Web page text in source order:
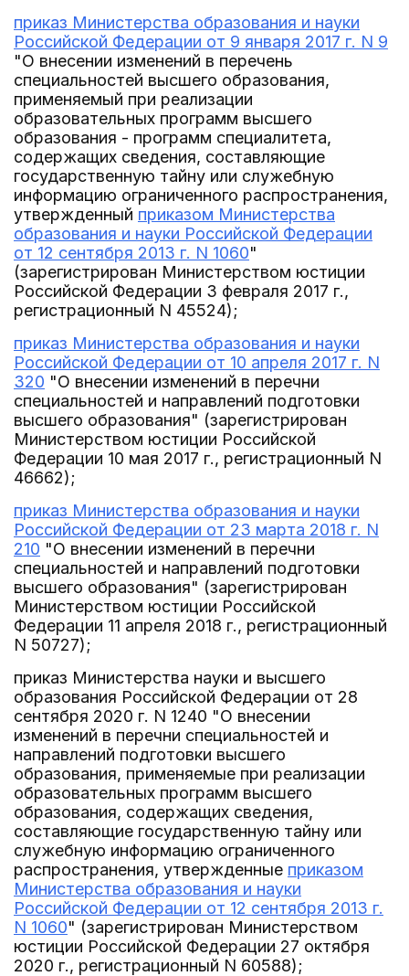
приказ Министерства образования и науки
Российской Федерации от 9 января 2017 г. N 9
"О внесении изменений в перечень
специальностей высшего образования,
применяемый при реализации
образовательных программ высшего
образования - программ специалитета,
содержащих сведения, составляющие
государственную тайну или служебную
информацию ограниченного распространения,
утвержденный приказом Министерства
образования и науки Российской Федерации
от 12 сентября 2013 г. N 1060"
(зарегистрирован Министерством юстиции
Российской Федерации 3 февраля 2017 г.,
регистрационный N 45524);
приказ Министерства образования и науки
Российской Федерации от 10 апреля 2017 г. N
320 "О внесении изменений в перечни
специальностей и направлений подготовки
высшего образования" (зарегистрирован
Министерством юстиции Российской
Федерации 10 мая 2017 г., регистрационный N
46662);
приказ Министерства образования и науки
Российской Федерации от 23 марта 2018 г. N
210 "О внесении изменений в перечни
специальностей и направлений подготовки
высшего образования" (зарегистрирован
Министерством юстиции Российской
Федерации 11 апреля 2018 г., регистрационный
N 50727);
приказ Министерства науки и высшего
образования Российской Федерации от 28
сентября 2020 г. N 1240 "О внесении
изменений в перечни специальностей и
направлений подготовки высшего
образования, применяемые при реализации
образовательных программ высшего
образования, содержащих сведения,
составляющие государственную тайну или
служебную информацию ограниченного
распространения, утвержденные приказом
Министерства образования и науки
Российской Федерации от 12 сентября 2013 г.
N 1060" (зарегистрирован Министерством
юстиции Российской Федерации 27 октября
2020 г., регистрационный N 60588);